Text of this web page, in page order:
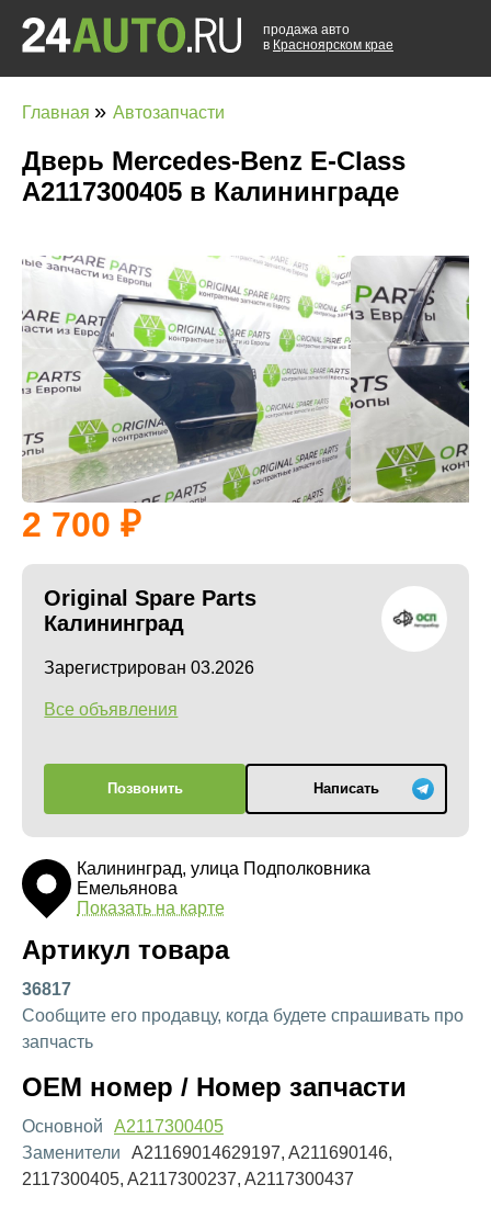
продажа авто
в Красноярском крае
Главная » Автозапчасти
Дверь Mercedes-Benz E-Class
A2117300405 в Калининграде
2 700
Original Spare Parts
Калининград
Зарегистрирован 03.2026
Все объявления
Позвонить Написать
Калининград, улица Подполковника
Емельянова
Показать на карте
Артикул товара
36817
Сообщите его продавцу, когда будете спрашивать про
запчасть
OEM номер / Номер запчасти
Основной
A2117300405
Заменители
A21169014629197, A211690146,
2117300405, A2117300237, A2117300437